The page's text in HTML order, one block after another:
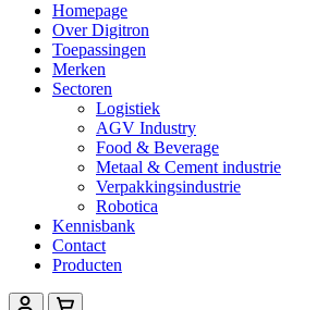
Homepage
Over Digitron
Toepassingen
Merken
Sectoren
Logistiek
AGV Industry
Food & Beverage
Metaal & Cement industrie
Verpakkingsindustrie
Robotica
Kennisbank
Contact
Producten